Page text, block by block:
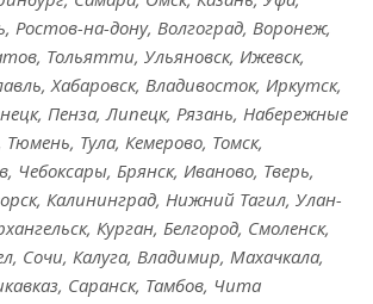
Ростов-на-дону, Волгоград, Воронеж,
Тольятти, Ульяновск, Ижевск,
Хабаровск, Владивосток, Иркутск,
Пенза, Липецк, Рязань, Набережные
Тула, Кемерово, Томск,
Чебоксары, Брянск, Иваново, Тверь,
Калининград, Нижний Тагил, Улан-
Курган, Белгород, Смоленск,
Сочи, Калуга, Владимир, Махачкала,
Саранск, Тамбов, Чита